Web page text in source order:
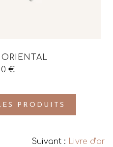
€
PRODUITS
Suivant : Livre d’or